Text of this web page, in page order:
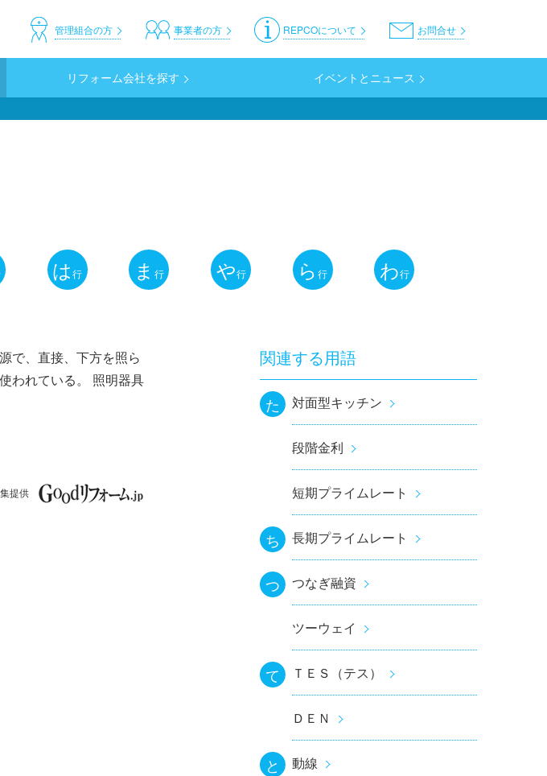
header_customer お問合せ
REPCOについて
事業者の方
管理組合の方
リフォーム会社を探す イベントとニュース
は行 ま 行 や行 ら行 わ行
で、直接、下方を照ら
われている。 照明器具
提供
関連する用語
た 対面型キッチン
段階金利
短期プライムレート
ち 長期プライムレート
つ つなぎ融資
ツーウェイ
て ＴＥＳ（テス）
ＤＥＮ
と 動線